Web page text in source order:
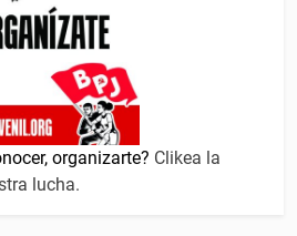
organizarte? Clikea la
lucha.